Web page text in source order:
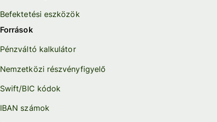
Befektetési eszközök
Források
Pénzváltó kalkulátor
Nemzetközi részvényfigyelő
Swift/BIC kódok
IBAN számok